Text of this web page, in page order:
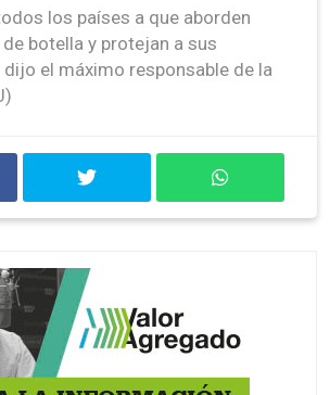
los países a que aborden
botella y protejan a sus
dijo el máximo responsable de la